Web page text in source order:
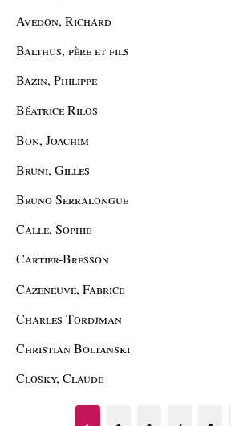
Avedon, Richard
Balthus, père et fils
Bazin, Philippe
Béatrice Rilos
Bon, Joachim
Bruni, Gilles
Bruno Serralongue
Calle, Sophie
Cartier-Bresson
Cazeneuve, Fabrice
Charles Tordjman
Christian Boltanski
Closky, Claude